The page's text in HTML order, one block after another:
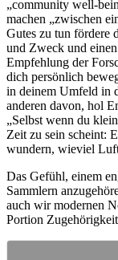
„community well-
machen „zwischen
Gutes zu tun fördere
und Zweck und
Empfehlung der
dich persönlich
in deinem Umfeld in
anderen davon, hol
„Selbst wenn du
Zeit zu sein scheint:
wundern, wieviel
Das Gefühl, einem
Sammlern
auch wir modernen
Portion